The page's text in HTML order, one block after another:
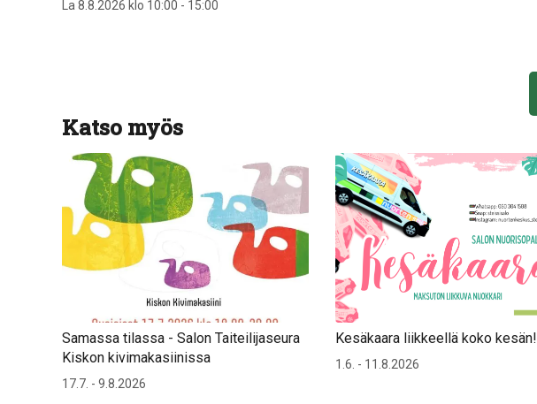
La 8.8.2026 klo 10:00 - 15:00
Katso myös
Samassa tilassa - Salon Taiteilijaseura
Kiskon kivimakasiinissa
17.7. - 9.8.2026
Kesäkaara liikkeellä koko kesän!
1.6. - 11.8.2026